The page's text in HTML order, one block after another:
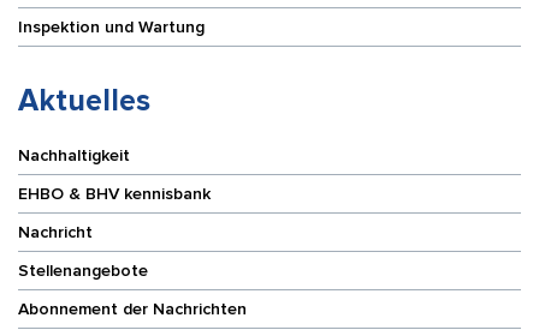
Inspektion und Wartung
Aktuelles
Nachhaltigkeit
EHBO & BHV kennisbank
Nachricht
Stellenangebote
Abonnement der Nachrichten